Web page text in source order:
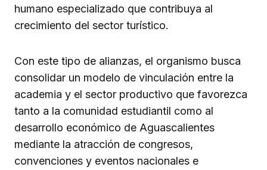
humano especializado que contribuya al
crecimiento del sector turístico.
Con este tipo de alianzas, el organismo busca
consolidar un modelo de vinculación entre la
academia y el sector productivo que favorezca
tanto a la comunidad estudiantil como al
desarrollo económico de Aguascalientes
mediante la atracción de congresos,
convenciones y eventos nacionales e